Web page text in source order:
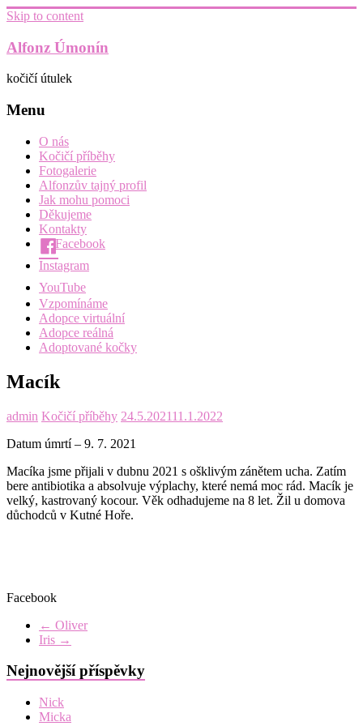
Skip to content
Alfonz Úmonín
kočičí útulek
Menu
O nás
Kočičí příběhy
Fotogalerie
Alfonzův tajný profil
Jak mohu pomoci
Děkujeme
Kontakty
Facebook
Instagram
YouTube
Vzpomínáme
Adopce virtuální
Adopce reálná
Adoptované kočky
Macík
admin Kočičí příběhy 24.5.202111.1.2022
Datum úmrtí – 9. 7. 2021
Macíka jsme přijali v dubnu 2021 s ošklivým zánětem ucha. Zatím
bere antibiotika a absolvuje výplachy, které nemá moc rád. Macík je
velký, kastrovaný kocour. Věk odhadujeme na 8 let. Žil u domova
důchodců v Kutné Hoře.
Facebook
← Oliver
Iris →
Nejnovější příspěvky
Nick
Micka